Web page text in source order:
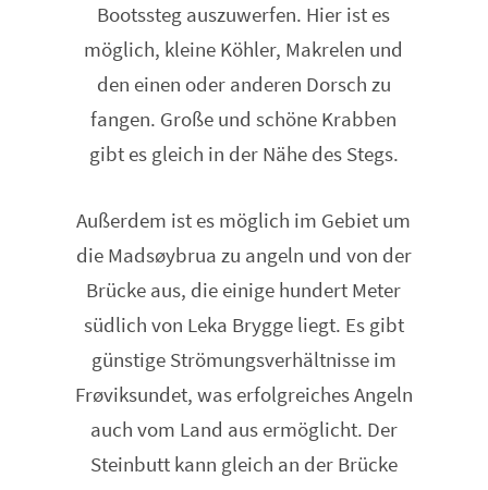
Bootssteg auszuwerfen. Hier ist es
möglich, kleine Köhler, Makrelen und
den einen oder anderen Dorsch zu
fangen. Große und schöne Krabben
gibt es gleich in der Nähe des Stegs.
Außerdem ist es möglich im Gebiet um
die Madsøybrua zu angeln und von der
Brücke aus, die einige hundert Meter
südlich von Leka Brygge liegt. Es gibt
günstige Strömungsverhältnisse im
Frøviksundet, was erfolgreiches Angeln
auch vom Land aus ermöglicht. Der
Steinbutt kann gleich an der Brücke